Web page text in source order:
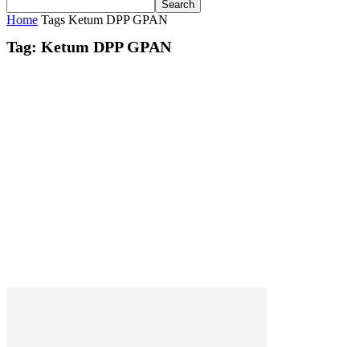
Home Tags Ketum DPP GPAN
Tag: Ketum DPP GPAN